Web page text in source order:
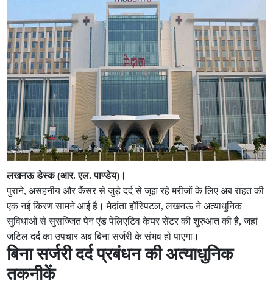
लखनऊ डेस्क (आर. एल. पाण्डेय)।
पुराने, असहनीय और कैंसर से जुड़े दर्द से जूझ रहे मरीजों के लिए अब राहत की
एक नई किरण सामने आई है। मेदांता हॉस्पिटल, लखनऊ ने अत्याधुनिक
सुविधाओं से सुसज्जित पेन एंड पेलिएटिव केयर सेंटर की शुरुआत की है, जहां
जटिल दर्द का उपचार अब बिना सर्जरी के संभव हो पाएगा।
बिना सर्जरी दर्द प्रबंधन की अत्याधुनिक
तकनीकें